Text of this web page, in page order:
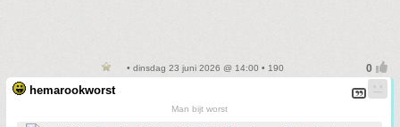
• dinsdag 23 juni 2026 @ 14:00 • 190
hemarookworst
Man bijt worst